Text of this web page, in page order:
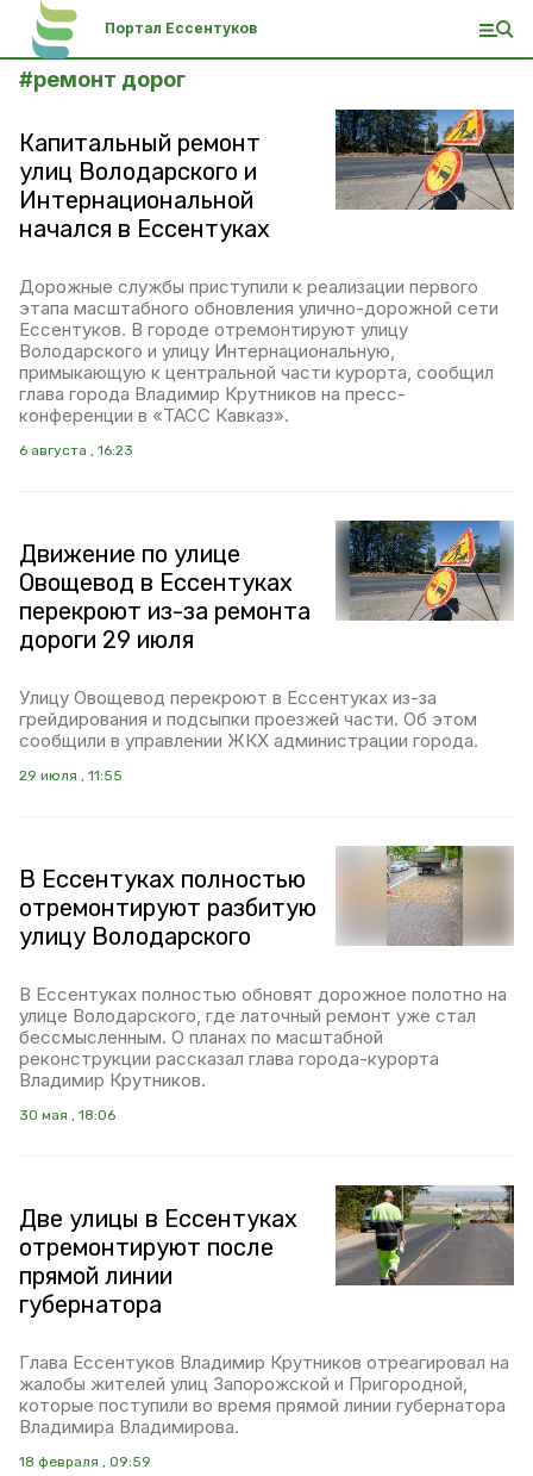
Портал Ессентуков
#ремонт дорог
Капитальный ремонт
улиц Володарского и
Интернациональной
начался в Ессентуках
Дорожные службы приступили к реализации первого
этапа масштабного обновления улично-дорожной сети
Ессентуков. В городе отремонтируют улицу
Володарского и улицу Интернациональную,
примыкающую к центральной части курорта, сообщил
глава города Владимир Крутников на пресс-
конференции в «ТАСС Кавказ».
6 августа , 16:23
Движение по улице
Овощевод в Ессентуках
перекроют из-за ремонта
дороги 29 июля
Улицу Овощевод перекроют в Ессентуках из-за
грейдирования и подсыпки проезжей части. Об этом
сообщили в управлении ЖКХ администрации города.
29 июля , 11:55
В Ессентуках полностью
отремонтируют разбитую
улицу Володарского
В Ессентуках полностью обновят дорожное полотно на
улице Володарского, где латочный ремонт уже стал
бессмысленным. О планах по масштабной
реконструкции рассказал глава города-курорта
Владимир Крутников.
30 мая , 18:06
Две улицы в Ессентуках
отремонтируют после
прямой линии
губернатора
Глава Ессентуков Владимир Крутников отреагировал на
жалобы жителей улиц Запорожской и Пригородной,
которые поступили во время прямой линии губернатора
Владимира Владимирова.
18 февраля , 09:59